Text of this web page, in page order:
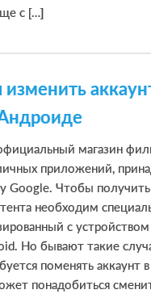
с […]
магазин
приложений,
Google. Чтобы
необходим
с
Но бывают такие
поменять аккаунт
понадобиться